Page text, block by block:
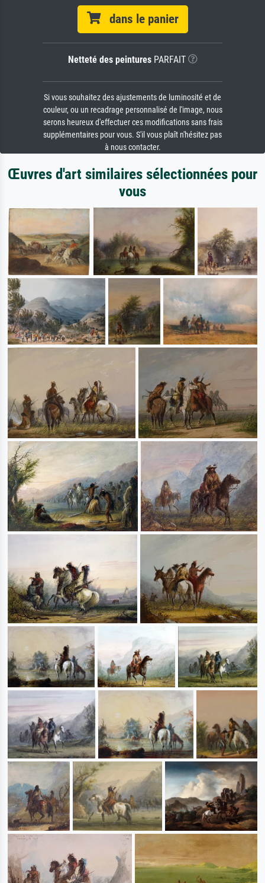
dans le panier
Netteté des peinturesPARFAIT
Si vous souhaitez des ajustements de luminosité et de
couleur, ou un recadrage personnalisé de l'image, nous
serons heureux d'effectuer ces modifications sans frais
supplémentaires pour vous. S'il vous plaît n'hésitez pas
à nous contacter.
Œuvres d'art similaires sélectionnées pour
vous